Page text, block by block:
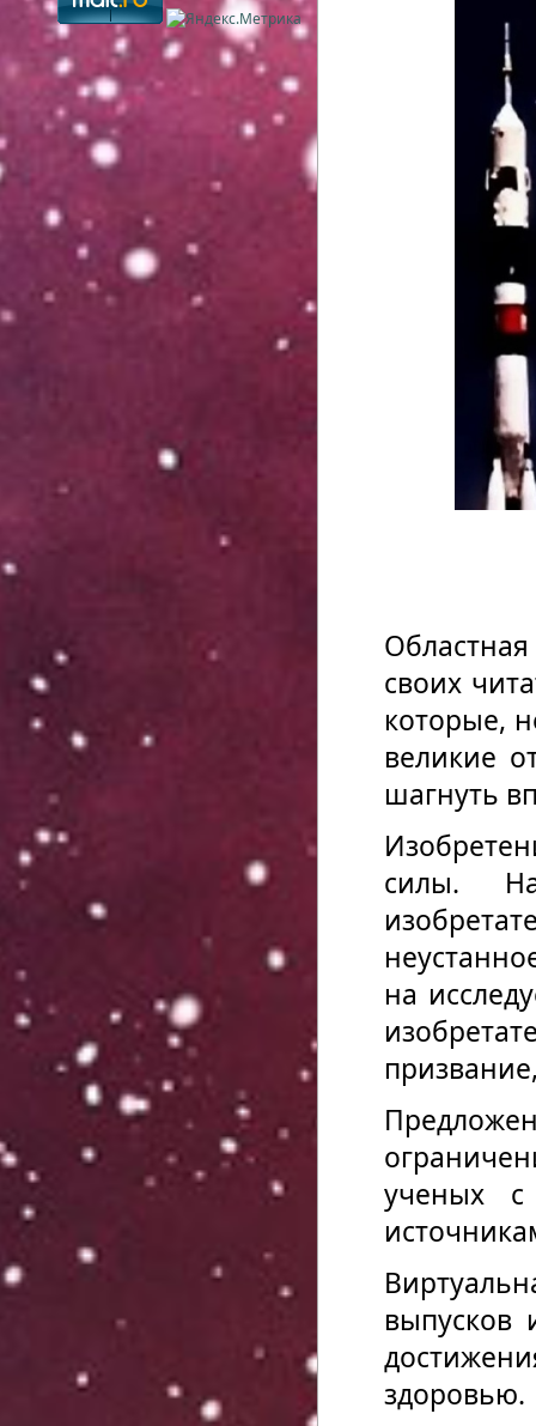
своих
которые,
великие
шагнуть
силы.
на
ученых с
выпусков
здоровью.